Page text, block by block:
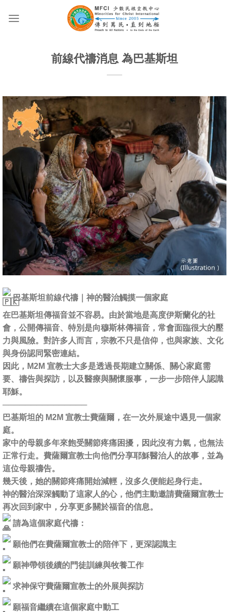
前線代禱消息 為巴基斯坦
巴基斯坦前線代禱｜神的醫治觸摸一個家庭
在巴基斯坦傳福音並不容易。由於當地是高度伊斯蘭化的社
會，公開傳福音、特別是向穆斯林傳福音，常會面臨很大的壓
力與風險。對許多人而言，宗教不只是信仰，也與家族、文化
與身份認同緊密連結。
因此，M2M 宣教士大多是透過長期建立關係、關心家庭需
要、禱告與探訪，以及醫療與關懷服事，一步一步陪伴人認識
耶穌。
───────────────
巴基斯坦的 M2M 宣教士費薩爾，在一次外展途中遇見一個家
庭。
家中的母親多年來飽受關節疼痛困擾，因此沒有力氣，也無法
正常行走。費薩爾宣教士向他們分享耶穌醫治人的故事，並為
這位母親禱告。
幾天後，她的關節疼痛開始減輕，沒多久便能起身行走。
神的醫治深深觸動了這家人的心，他們主動邀請費薩爾宣教士
再次回到家中，分享更多關於福音的信息。
請為這個家庭代禱：
願他們在費薩爾宣教士的陪伴下，更深認識主
願神帶領後續的門徒訓練與牧養工作
求神保守費薩爾宣教士的外展與探訪
願福音繼續在這個家庭中動工